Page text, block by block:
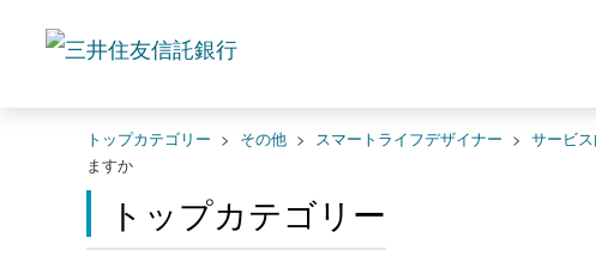
トップカテゴリー > その他 > スマートライフデザイナー > サービ
ますか
トップカテゴリー